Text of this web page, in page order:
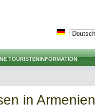
TOURISTENINFORMATION
in Armenien